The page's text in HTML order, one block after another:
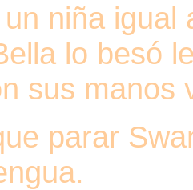
niña
lo besó
sus manos
parar